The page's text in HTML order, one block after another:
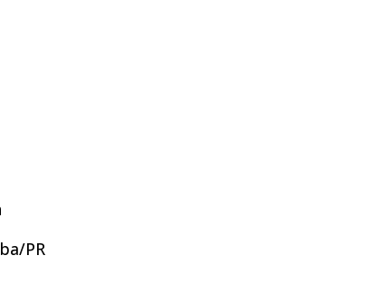
PR